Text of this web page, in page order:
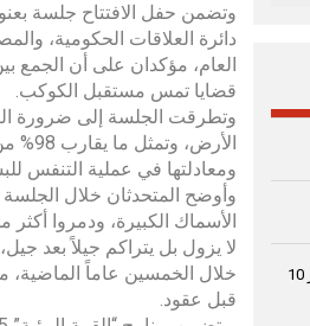
وتضمن حفل الافتتاح جلسة
دائرة العلاقات الحكومية،
العام، مؤكدان على أن الجمع
قضايا تمس مستقبل الكوكب.
وتطرقت الجلسة إلى ضرورة
ومعادلتها في عملية التنفس
خلال الخمسين عاماً الماضية،
قبل عقود.
إنتاج القمح في مصر خلال موسم 2026، يتجاوز 10